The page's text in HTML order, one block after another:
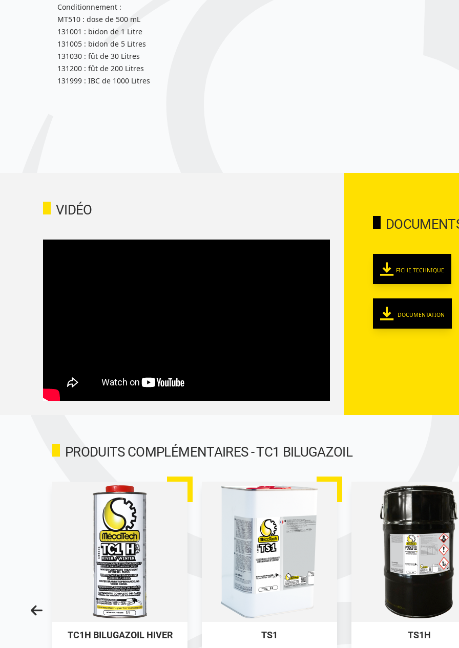
Conditionnement :
MT510 : dose de 500 mL
131001 : bidon de 1 Litre
131005 : bidon de 5 Litres
131030 : fût de 30 Litres
131200 : fût de 200 Litres
131999 : IBC de 1000 Litres
VIDÉO
FICHE TECHNIQUE
DOCUMENTATION
PRODUITS COMPLÉMENTAIRES - TC1 BILUGAZOIL
TC1H BILUGAZOIL HIVER TS1 TS1H